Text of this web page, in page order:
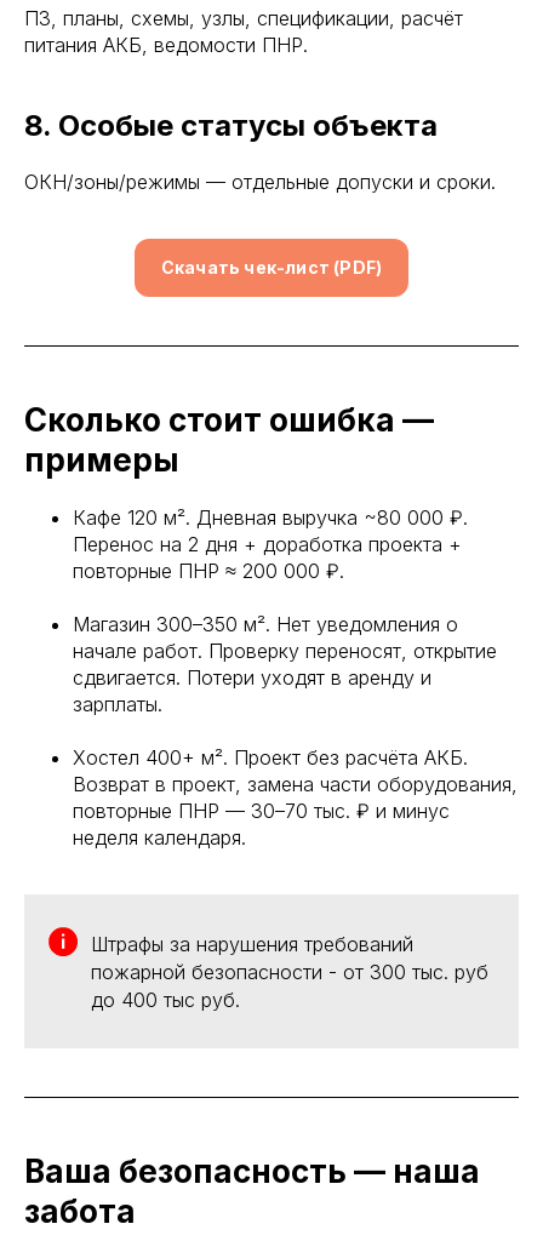
ПЗ, планы, схемы, узлы, спецификации, расчёт
питания АКБ, ведомости ПНР.
8. Особые статусы объекта
ОКН/зоны/режимы — отдельные допуски и сроки.
Скачать чек-лист (PDF)
Сколько стоит ошибка —
примеры
Кафе 120 м². Дневная выручка ~80 000 ₽.
Перенос на 2 дня + доработка проекта +
повторные ПНР ≈ 200 000 ₽.
Магазин 300–350 м². Нет уведомления о
начале работ. Проверку переносят, открытие
сдвигается. Потери уходят в аренду и
зарплаты.
Хостел 400+ м². Проект без расчёта АКБ.
Возврат в проект, замена части оборудования,
повторные ПНР — 30–70 тыс. ₽ и минус
неделя календаря.
Штрафы за нарушения требований
пожарной безопасности - от 300 тыс. руб
до 400 тыс руб.
Ваша безопасность — наша
забота